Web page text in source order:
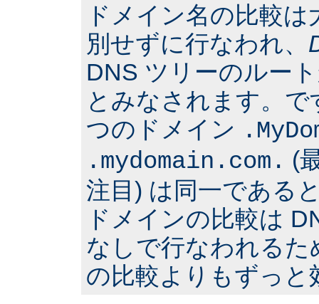
ドメイン名の比較
別せずに行なわれ、
DNS ツリーのルー
とみなされます。
つのドメイン
.mydomain.com. (
注目) は同一である
ドメインの比較は
なしで行なわれる
の比較よりもずっと